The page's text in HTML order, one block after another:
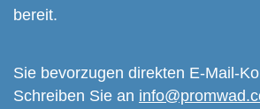
bereit.
Sie bevorzugen direkten E-Mail-
Schreiben Sie an